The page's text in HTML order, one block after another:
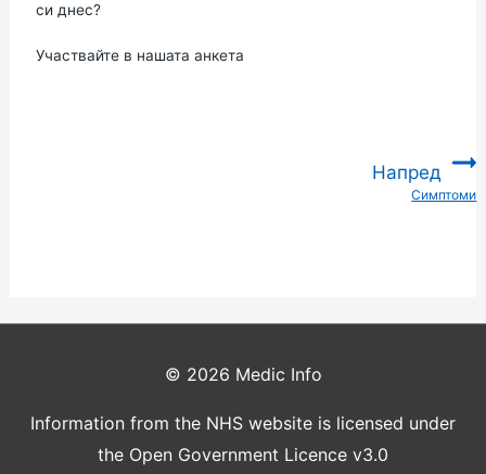
си днес?
Участвайте в нашата анкета
Напред
Симптоми
© 2026 Medic Info
Information from the NHS website is licensed under
the Open Government Licence v3.0